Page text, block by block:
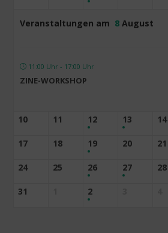
Veranstaltungen am 8 August
11:00 Uhr - 17:00 Uhr
ZINE-WORKSHOP
10 11 12 13 14
17 18 19 20 21
24 25 26 27 28
31 2